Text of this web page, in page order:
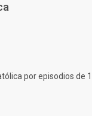
por episodios de